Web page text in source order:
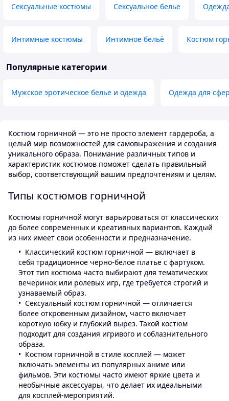
Костюм горничной — это не просто элемент гардероба, а
целый мир возможностей для самовыражения и создания
уникального образа. Понимание различных типов и
характеристик костюмов поможет сделать правильный
выбор, соответствующий вашим предпочтениям и целям.
Типы костюмов горничной
Костюмы горничной могут варьироваться от классических
до более современных и креативных вариантов. Каждый
из них имеет свои особенности и предназначение.
Классический костюм горничной — включает в
себя традиционное черно-белое платье с фартуком.
Этот тип костюма часто выбирают для тематических
вечеринок или ролевых игр, где требуется строгий и
узнаваемый образ.
Сексуальный костюм горничной — отличается
более откровенным дизайном, часто включает
короткую юбку и глубокий вырез. Такой костюм
подходит для создания игривого и соблазнительного
образа.
Костюм горничной в стиле косплей — может
включать элементы из популярных аниме или
фильмов. Эти костюмы часто имеют яркие цвета и
необычные аксессуары, что делает их идеальными
для косплей-мероприятий.
Сексуальные костюмы Сексуальное белье
Интимные костюмы Интимное бельё Костюм
Популярные категории
Мужское эротическое белье и одежда Одежда для